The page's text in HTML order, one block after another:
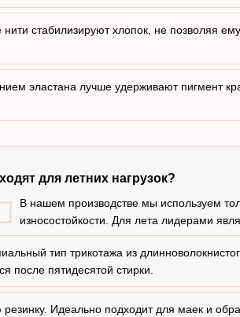
нити стабилизируют хлопок, не позволяя
эластана лучше удерживают пигмент
для летних нагрузок?
В нашем производстве мы используем
износостойкости. Для лета лидерами
тип трикотажа из
после пятидесятой стирки.
Идеально подходит для маек и